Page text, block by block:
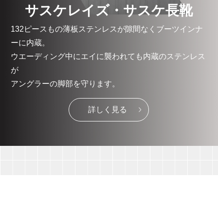
サスケレイズ・サスケ長靴
132ピースもの薄板ステンレスが隙間なくブーツインナ
ーに内蔵。
ウエーディング中にエイに襲われても内蔵のステンレス
が
アングラーの脚部を守ります。
詳しく見る